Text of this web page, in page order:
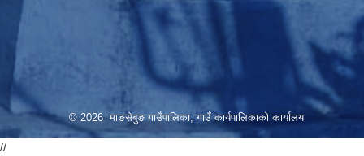
© 2026 माङसेबुङ गाउँपालिका, गाउँ कार्यपालिकाको कार्यालय
//